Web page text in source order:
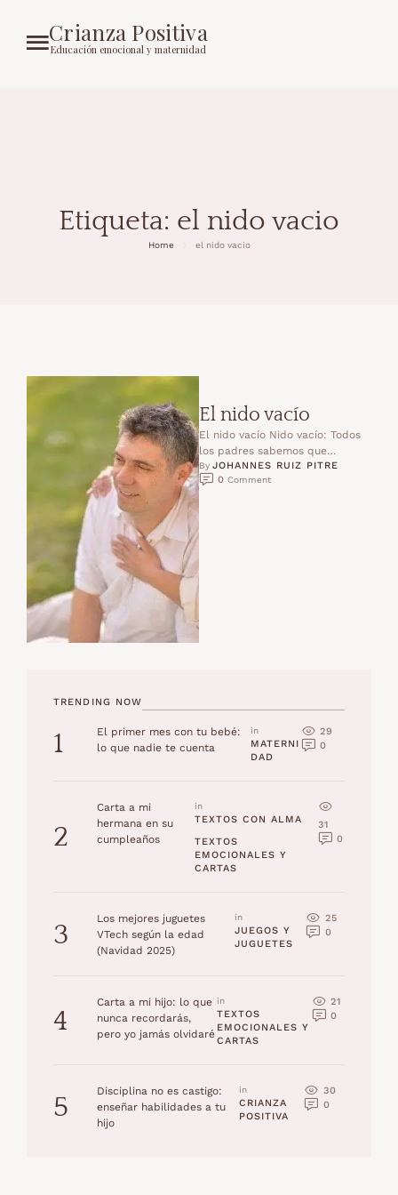
Crianza Positiva
Educación emocional y maternidad
Etiqueta: el nido vacio
Home el nido vacio
El nido vacío
El nido vacío Nido vacío: Todos
los padres sabemos que
nuestros hijos crecerán y se
mudarán del hogar …
By JOHANNES RUIZ PITRE
0 Comment
TRENDING NOW
1
El primer mes con tu bebé:
lo que nadie te cuenta
in
MATERNI
DAD
29
0
2
Carta a mi
hermana en su
cumpleaños
in
TEXTOS CON ALMA
TEXTOS
EMOCIONALES Y
CARTAS
31
0
3
Los mejores juguetes
VTech según la edad
(Navidad 2025)
in
JUEGOS Y
JUGUETES
25
0
4
Carta a mi hijo: lo que
nunca recordarás,
pero yo jamás olvidaré
in
TEXTOS
EMOCIONALES Y
CARTAS
21
0
5
Disciplina no es castigo:
enseñar habilidades a tu
hijo
in
CRIANZA
POSITIVA
30
0